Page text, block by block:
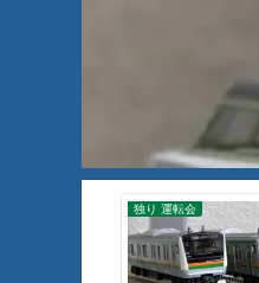
独り 運転会